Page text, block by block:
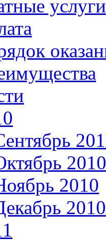
услуги
2010
2010
2010